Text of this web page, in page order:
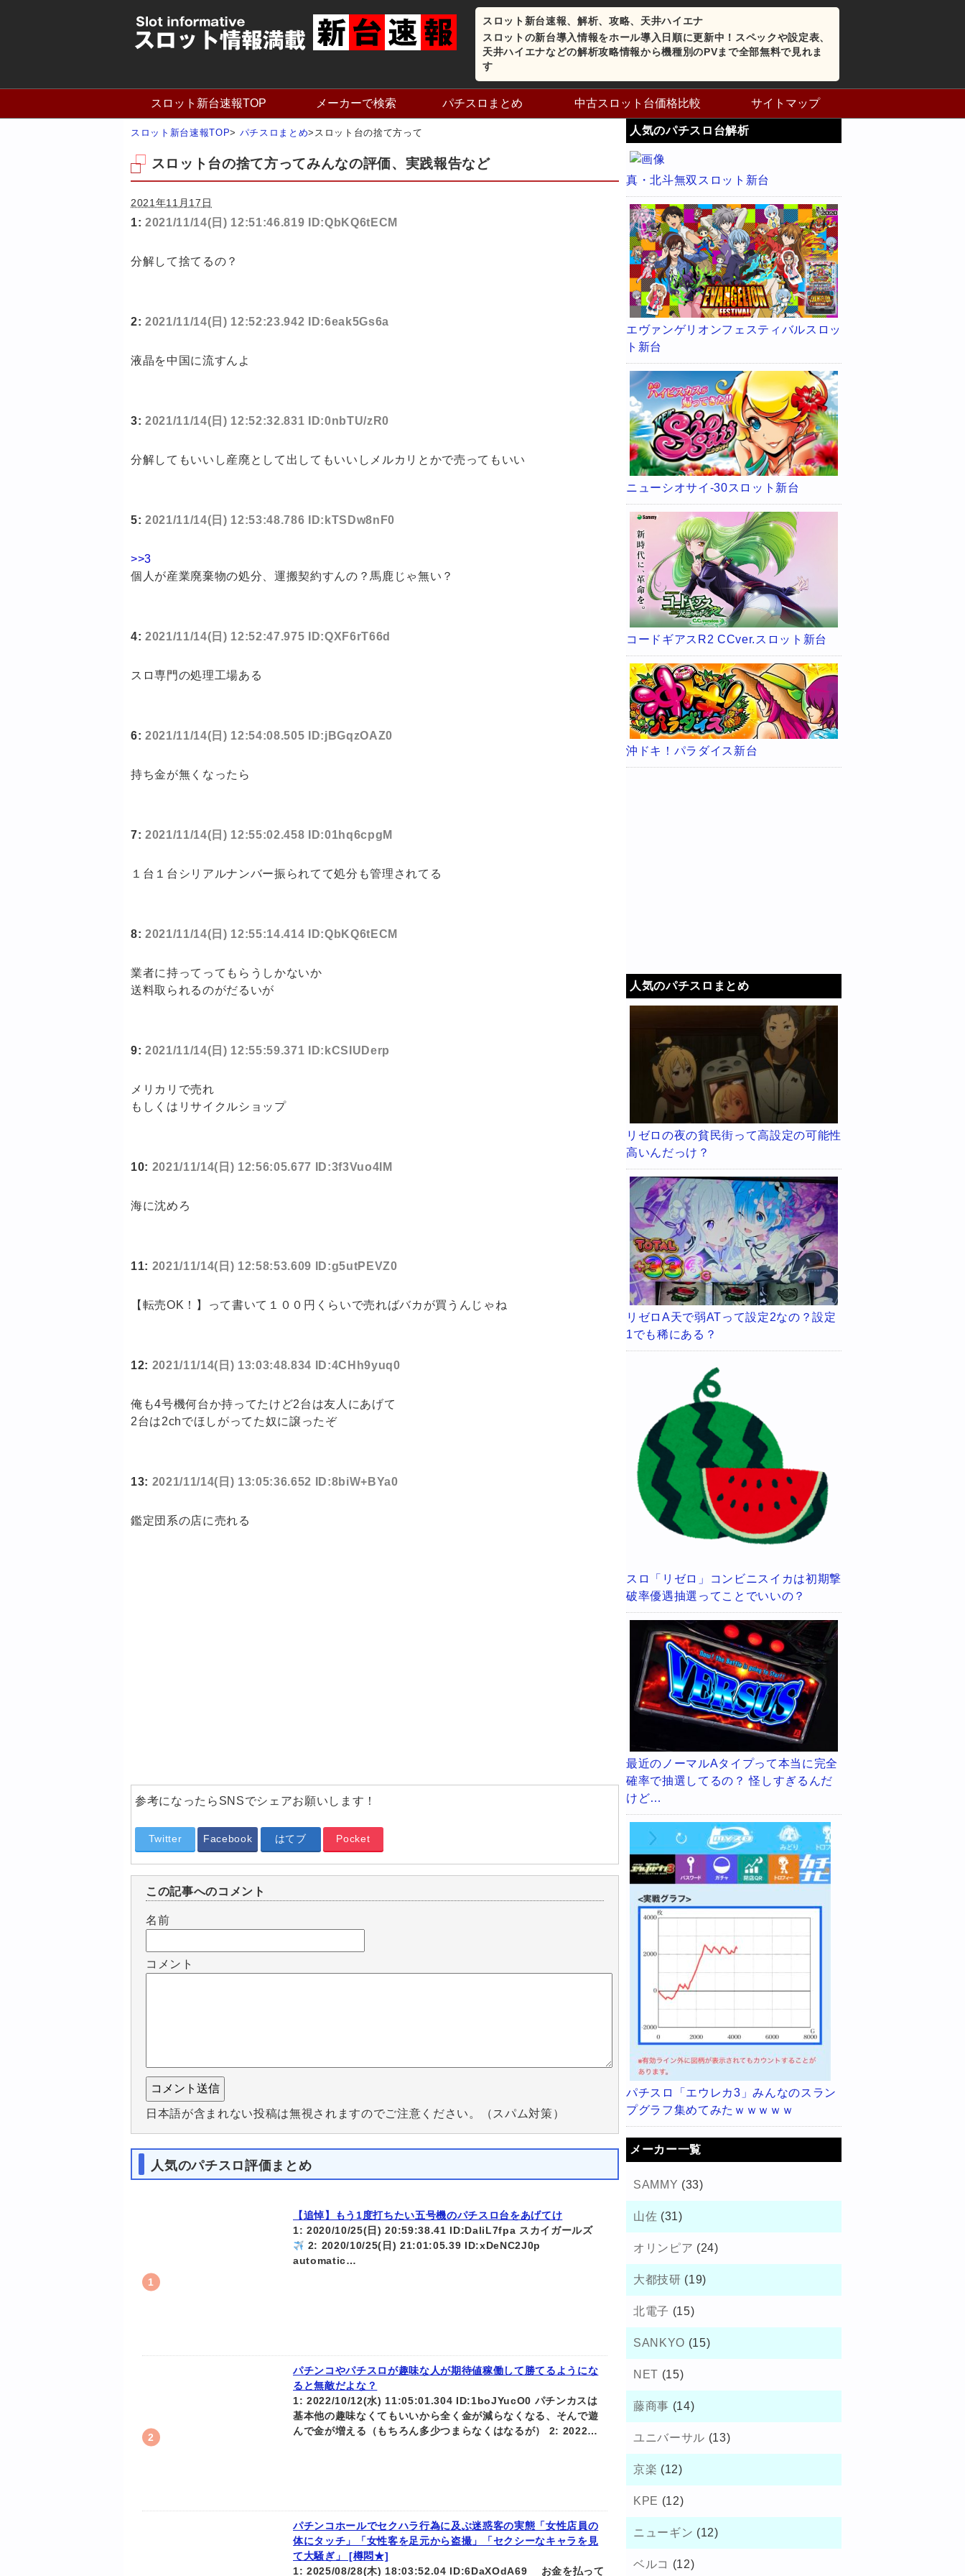
スロット新台速報、解析、攻略、天井ハイエナ
スロットの新台導入情報をホール導入日順に更新中！スペックや設定表、
天井ハイエナなどの解析攻略情報から機種別のPVまで全部無料で見れま
す
スロット新台速報TOP メーカーで検索 パチスロまとめ 中古スロット台価格比較 サイトマップ
スロット新台速報TOP> パチスロまとめ> スロット台の捨て方って
スロット台の捨て方ってみんなの評価、実践報告など
2021年11月17日
1: 2021/11/14(日) 12:51:46.819 ID:QbKQ6tECM
分解して捨てるの？
2: 2021/11/14(日) 12:52:23.942 ID:6eak5Gs6a
液晶を中国に流すんよ
3: 2021/11/14(日) 12:52:32.831 ID:0nbTU/zR0
分解してもいいし産廃として出してもいいしメルカリとかで売ってもいい
5: 2021/11/14(日) 12:53:48.786 ID:kTSDw8nF0
>>3
個人が産業廃棄物の処分、運搬契約すんの？馬鹿じゃ無い？
4: 2021/11/14(日) 12:52:47.975 ID:QXF6rT66d
スロ専門の処理工場ある
6: 2021/11/14(日) 12:54:08.505 ID:jBGqzOAZ0
持ち金が無くなったら
7: 2021/11/14(日) 12:55:02.458 ID:01hq6cpgM
１台１台シリアルナンバー振られてて処分も管理されてる
8: 2021/11/14(日) 12:55:14.414 ID:QbKQ6tECM
業者に持ってってもらうしかないか
送料取られるのがだるいが
9: 2021/11/14(日) 12:55:59.371 ID:kCSIUDerp
メリカリで売れ
もしくはリサイクルショップ
10: 2021/11/14(日) 12:56:05.677 ID:3f3Vuo4IM
海に沈めろ
11: 2021/11/14(日) 12:58:53.609 ID:g5utPEVZ0
【転売OK！】って書いて１００円くらいで売ればバカが買うんじゃね
12: 2021/11/14(日) 13:03:48.834 ID:4CHh9yuq0
俺も4号機何台か持ってたけど2台は友人にあげて
2台は2chでほしがってた奴に譲ったぞ
13: 2021/11/14(日) 13:05:36.652 ID:8biW+BYa0
鑑定団系の店に売れる
参考になったらSNSでシェアお願いします！
Twitter Facebook はてブ Pocket
この記事へのコメント
名前
コメント
日本語が含まれない投稿は無視されますのでご注意ください。（スパム対策）
人気のパチスロ評価まとめ
【追悼】もう1度打ちたい五号機のパチスロ台をあげてけ
1: 2020/10/25(日) 20:59:38.41 ID:DaliL7fpa スカイガールズ
2: 2020/10/25(日) 21:01:05.39 ID:xDeNC2J0p
automatic…
パチンコやパチスロが趣味な人が期待値稼働して勝てるようにな
ると無敵だよな？
1: 2022/10/12(水) 11:05:01.304 ID:1boJYucO0 パチンカスは
基本他の趣味なくてもいいから全く金が減らなくなる、そんで遊
んで金が増える（もちろん多少つまらなくはなるが） 2: 2022…
パチンコホールでセクハラ行為に及ぶ迷惑客の実態「女性店員の
体にタッチ」「女性客を足元から盗撮」「セクシーなキャラを見
て大騒ぎ」 [樽悶★]
1: 2025/08/28(木) 18:03:52.04 ID:6DaXOdA69 お金を払って
人気のパチスロ台解析
真・北斗無双スロット新台
エヴァンゲリオンフェスティバルスロッ
ト新台
ニューシオサイ-30スロット新台
コードギアスR2 CCver.スロット新台
沖ドキ！パラダイス新台
人気のパチスロまとめ
リゼロの夜の貧民街って高設定の可能性
高いんだっけ？
リゼロA天で弱ATって設定2なの？設定
1でも稀にある？
スロ「リゼロ」コンビニスイカは初期撃
破率優遇抽選ってことでいいの？
最近のノーマルAタイプって本当に完全
確率で抽選してるの？ 怪しすぎるんだ
けど…
パチスロ「エウレカ3」みんなのスラン
プグラフ集めてみたｗｗｗｗｗ
メーカー一覧
SAMMY (33)
山佐 (31)
オリンピア (24)
大都技研 (19)
北電子 (15)
SANKYO (15)
NET (15)
藤商事 (14)
ユニバーサル (13)
京楽 (12)
KPE (12)
ニューギン (12)
ベルコ (12)